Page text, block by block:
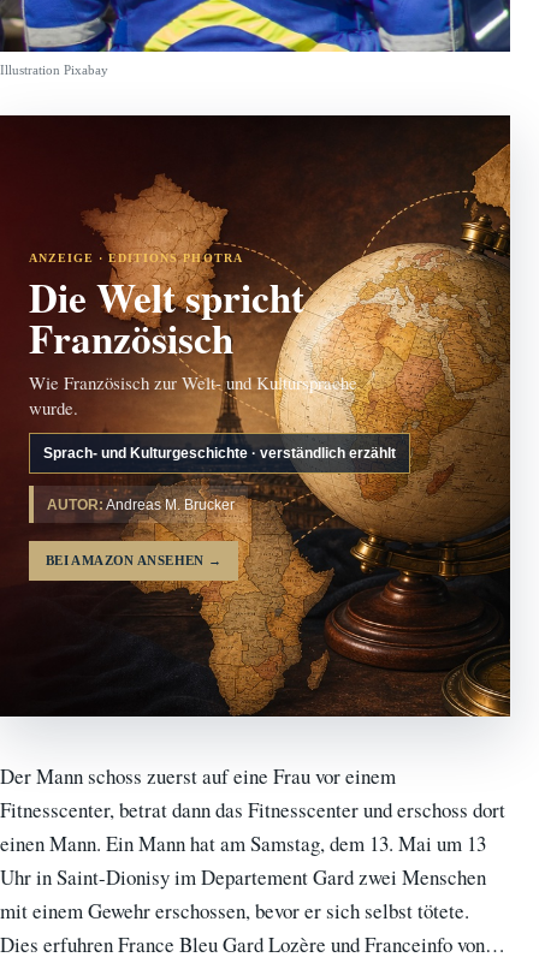
Illustration Pixabay
ANZEIGE · EDITIONS PHOTRA
Die Welt spricht
Französisch
Wie Französisch zur Welt- und Kultursprache
wurde.
Sprach- und Kulturgeschichte · verständlich erzählt
AUTOR: Andreas M. Brucker
BEI AMAZON ANSEHEN →
Der Mann schoss zuerst auf eine Frau vor einem
Fitnesscenter, betrat dann das Fitnesscenter und erschoss dort
einen Mann. Ein Mann hat am Samstag, dem 13. Mai um 13
Uhr in Saint-Dionisy im Departement Gard zwei Menschen
mit einem Gewehr erschossen, bevor er sich selbst tötete.
Dies erfuhren France Bleu Gard Lozère und Franceinfo von…